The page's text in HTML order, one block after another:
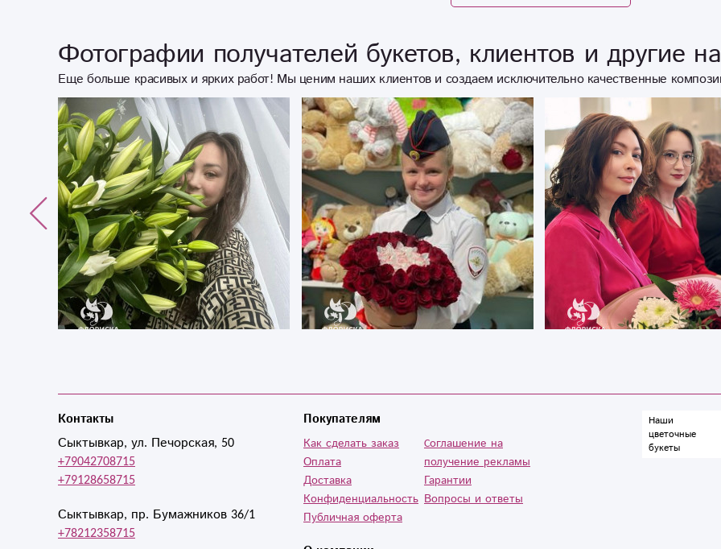
Фотографии получателей букетов, клиентов и другие
Еще больше красивых и ярких работ! Мы ценим наших клиентов и создаем исключительно качественные
Контакты
Сыктывкар, ул. Печорская, 50
+79042708715
+79128658715
Сыктывкар, пр. Бумажников 36/1
+78212358715
Покупателям
Как сделать заказ
Оплата
Доставка
Конфиденциальность
Публичная оферта
Cоглашение на
получение рекламы
Гарантии
Вопросы и ответы
Наши
цветочные
букеты